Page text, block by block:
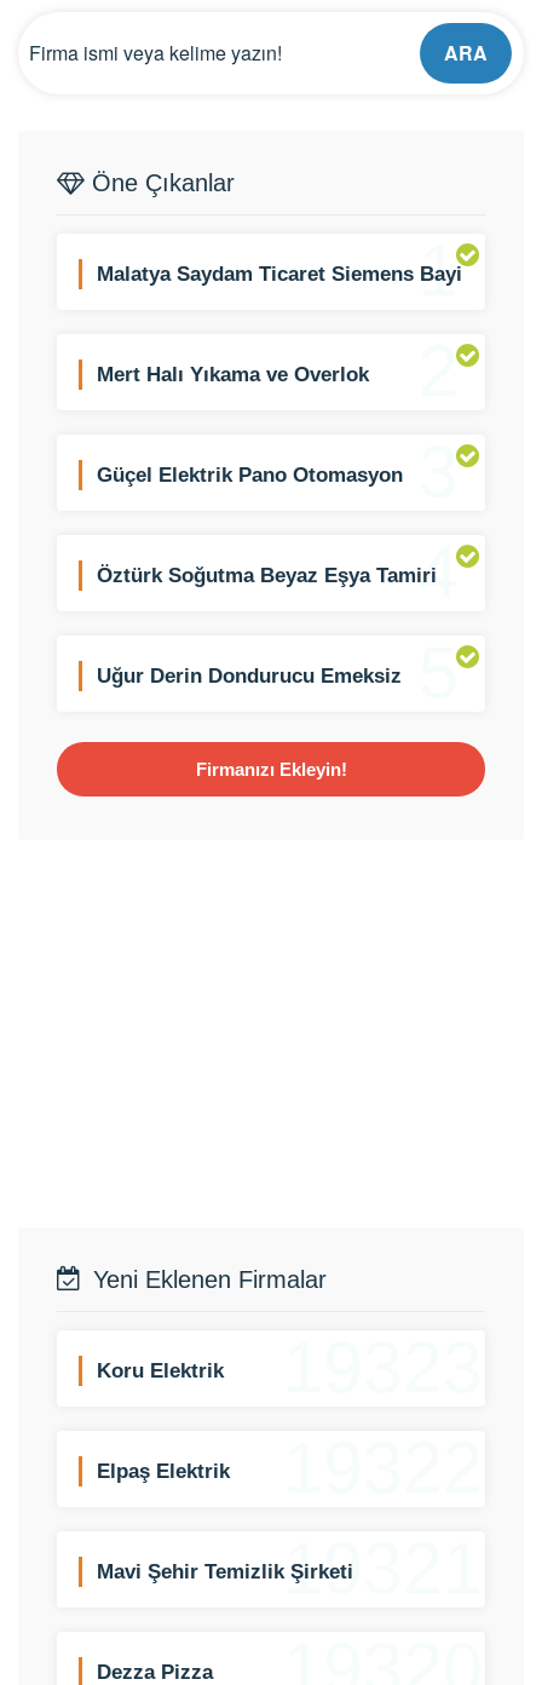
ARA
Öne Çıkanlar
1
Malatya Saydam Ticaret Siemens Bayi
2
Mert Halı Yıkama ve Overlok
3
Güçel Elektrik Pano Otomasyon
4
Öztürk Soğutma Beyaz Eşya Tamiri
5
Uğur Derin Dondurucu Emeksiz
Firmanızı Ekleyin!
Yeni Eklenen Firmalar
Koru Elektrik
Elpaş Elektrik
19321
Mavi Şehir Temizlik Şirketi
Dezza Pizza